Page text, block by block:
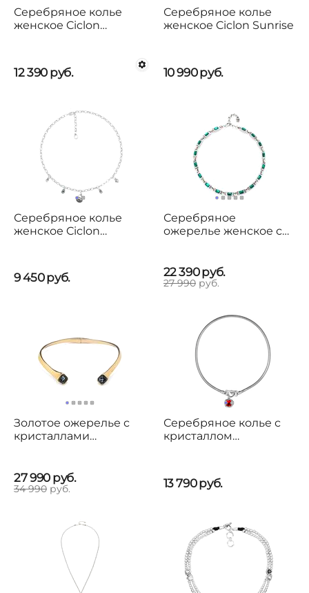
Серебряное колье
женское Ciclon
12 390 руб.
Серебряное колье
женское Ciclon Sunrise
10 990руб.
Серебряное колье
женское Ciclon
9 450руб.
Серебряное
ожерелье женское с
Ser Magnetica
22 390руб.
27 990 руб.
Золотое ожерелье с
кристаллами
27 990 руб.
34 990 руб.
Серебряное колье с
кристаллом
13 790руб.